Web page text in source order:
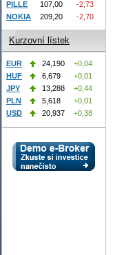
PILLE
107,00
-2,73
NOKIA
209,20 -2,70
Kurzovní lístek
EUR 24,190
+0,04
HUF
6,679
+0,01
JPY
13,288
+0,44
PLN
5,618
+0,01
USD
20,937 +0,38